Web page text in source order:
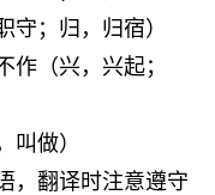
；归，归宿）
（兴，兴起；
做）
，翻译时注意遵守